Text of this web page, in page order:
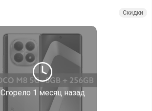
Сгорело 1 месяц назад
Скидки